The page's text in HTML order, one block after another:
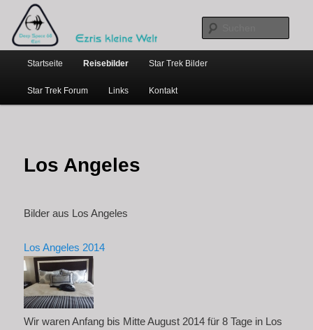
primären
Inhalt
springen
Ezris kleine Welt
…weil bloggen so schick ist
Hauptmenü
Startseite Reisebilder Star Trek Bilder
Star Trek Forum Links Kontakt
Los Angeles
Bilder aus Los Angeles
Los Angeles 2014
Wir waren Anfang bis Mitte August 2014 für 8 Tage in Los